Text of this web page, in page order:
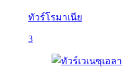
ทัวร์โรมาเนีย
3